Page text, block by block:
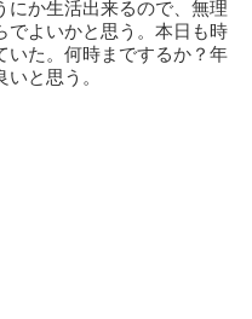
か生活出来るので、無理
でよいかと思う。本日も時
いた。何時までするか？年
と思う。